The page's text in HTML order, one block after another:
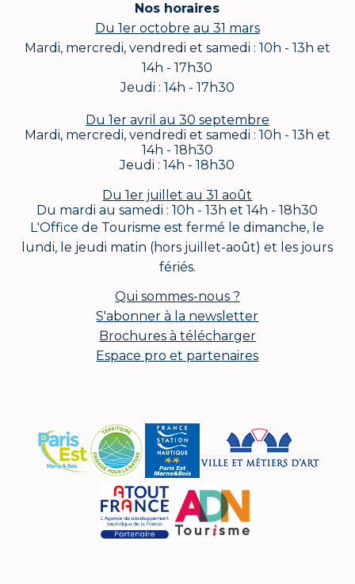
Nos horaires
Du 1er octobre au 31 mars
Mardi, mercredi, vendredi et samedi : 10h - 13h et
14h - 17h30
Jeudi : 14h - 17h30
Du 1er avril au 30 septembre
Mardi, mercredi, vendredi et samedi : 10h - 13h et
14h - 18h30
Jeudi : 14h - 18h30
Du 1er juillet au 31 août
Du mardi au samedi : 10h - 13h et 14h - 18h30
L'Office de Tourisme est fermé le dimanche, le
lundi, le jeudi matin (hors juillet-août) et les jours
fériés.
Qui sommes-nous ?
S'abonner à la newsletter
Brochures à télécharger
Espace pro et partenaires